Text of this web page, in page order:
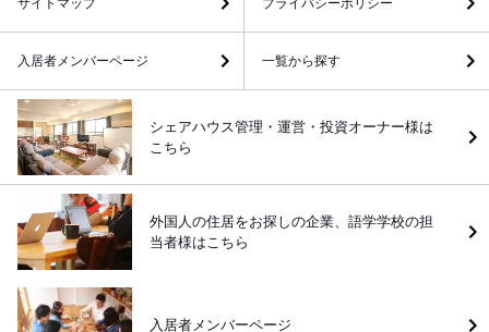
入居者メンバーページ 一覧から探す
シェアハウス管理・運営・投資オーナー様は
こちら
外国人の住居をお探しの企業、語学学校の担
当者様はこちら
入居者メンバーページ